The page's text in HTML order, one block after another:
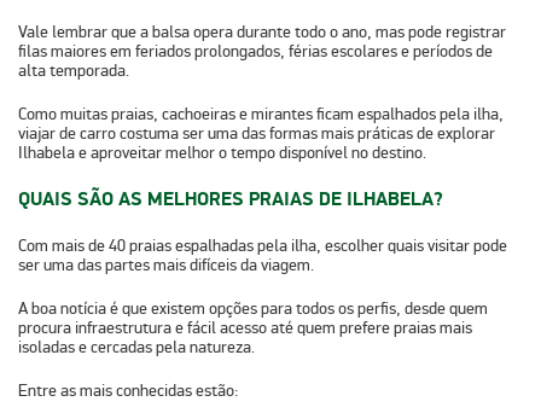
Vale lembrar que a balsa opera durante todo o ano, mas pode registrar
filas maiores em feriados prolongados, férias escolares e períodos de
alta temporada.
Como muitaspraias, cachoeiras e mirantesficam espalhados pela ilha,
viajar de carro costuma ser uma das formas mais práticas de explorar
Ilhabela e aproveitar melhor o tempo disponível no destino.
QUAIS SÃO AS MELHORES PRAIAS DE ILHABELA?
Com mais de 40 praias espalhadas pela ilha, escolher quais visitar pode
ser uma das partes mais difíceis da viagem.
A boa notícia é queexistem opções para todos os perfis, desde quem
procura infraestrutura e fácil acesso até quem prefere praias mais
isoladas e cercadas pela natureza.
Entre as mais conhecidas estão: